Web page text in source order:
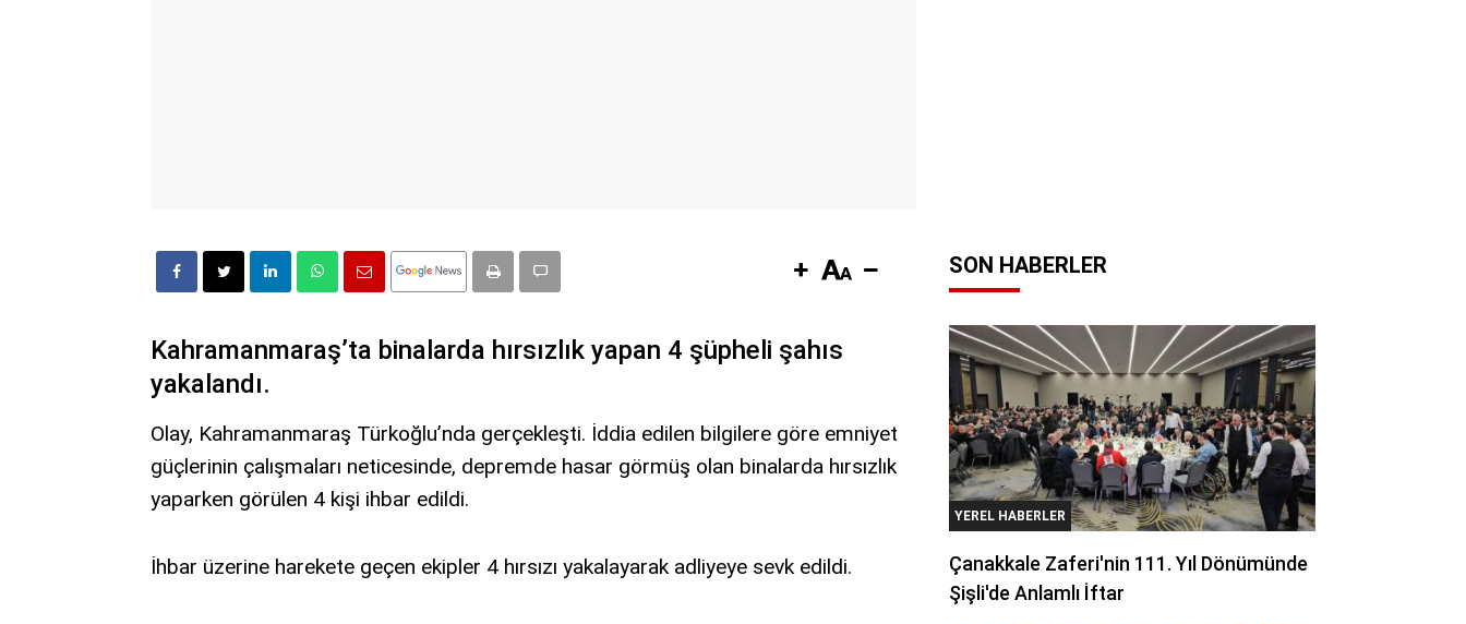
Kahramanmaraş’ta binalarda hırsızlık yapan 4 şüpheli şahıs
yakalandı.
Olay, Kahramanmaraş Türkoğlu’nda gerçekleşti. İddia edilen bilgilere göre emniyet
güçlerinin çalışmaları neticesinde, depremde hasar görmüş olan binalarda hırsızlık
yaparken görülen 4 kişi ihbar edildi.
İhbar üzerine harekete geçen ekipler 4 hırsızı yakalayarak adliyeye sevk edildi.
SON HABERLER
YEREL HABERLER
Çanakkale Zaferi'nin 111. Yıl Dönümünde
Şişli'de Anlamlı İftar